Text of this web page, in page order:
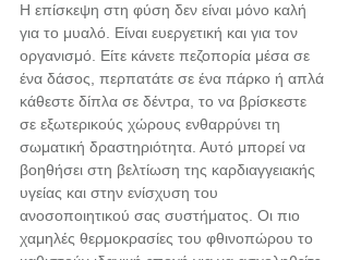
Η επίσκεψη στη φύση δεν είναι μόνο καλή
για το μυαλό. Είναι ευεργετική και για τον
οργανισμό. Είτε κάνετε πεζοπορία μέσα σε
ένα δάσος, περπατάτε σε ένα πάρκο ή απλά
κάθεστε δίπλα σε δέντρα, το να βρίσκεστε
σε εξωτερικούς χώρους ενθαρρύνει τη
σωματική δραστηριότητα. Αυτό μπορεί να
βοηθήσει στη βελτίωση της καρδιαγγειακής
υγείας και στην ενίσχυση του
ανοσοποιητικού σας συστήματος. Οι πιο
χαμηλές θερμοκρασίες του φθινοπώρου το